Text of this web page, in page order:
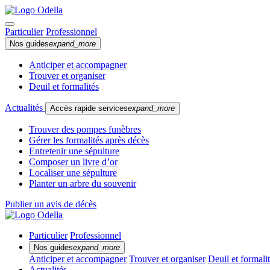
Particulier Professionnel
Nos guidesexpand_more
Anticiper et accompagner
Trouver et organiser
Deuil et formalités
Actualités Accès rapide servicesexpand_more
Trouver des pompes funèbres
Gérer les formalités après décès
Entretenir une sépulture
Composer un livre d’or
Localiser une sépulture
Planter un arbre du souvenir
Publier un avis de décès
Particulier Professionnel
Nos guidesexpand_more
Anticiper et accompagner Trouver et organiser Deuil et